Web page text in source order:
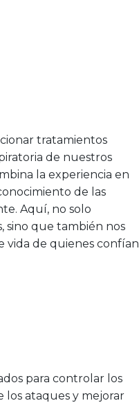
tratamientos
de nuestros
la experiencia en
de las
Aquí, no solo
sino que también nos
vida de quienes confían
para controlar los
los ataques y mejorar